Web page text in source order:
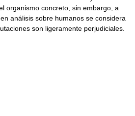
organismo concreto, sin embargo, a
análisis sobre humanos se considera
son ligeramente perjudiciales.